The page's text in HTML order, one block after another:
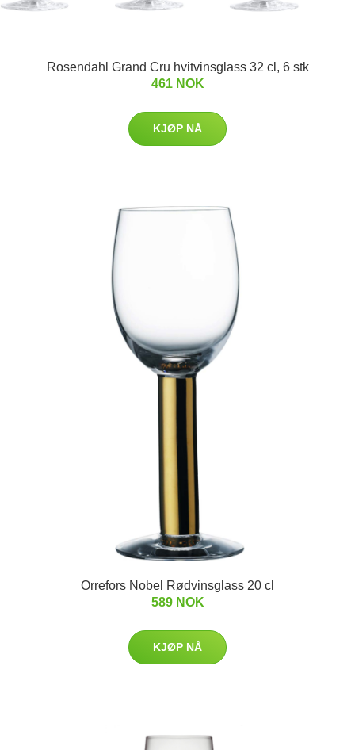
Rosendahl Grand Cru hvitvinsglass 32 cl, 6 stk
461 NOK
KJØP NÅ
Orrefors Nobel Rødvinsglass 20 cl
589 NOK
KJØP NÅ